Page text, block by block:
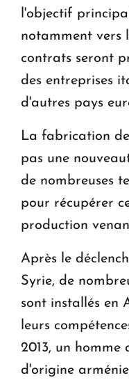
l'objectif
notamment vers
contrats seront
des entreprises
d'autres pays
La fabrication
pas une
de nombreuses
pour récupérer
production
Après le
Syrie, de
sont installés en
leurs
2013, un
d'origine